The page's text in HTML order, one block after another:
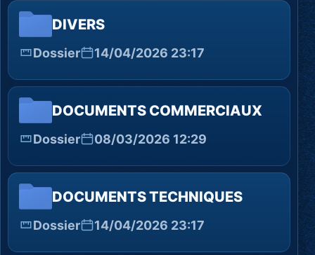
DIVERS
Dossier 14/04/2026 23:17
DOCUMENTS COMMERCIAUX
Dossier 08/03/2026 12:29
DOCUMENTS TECHNIQUES
Dossier 14/04/2026 23:17